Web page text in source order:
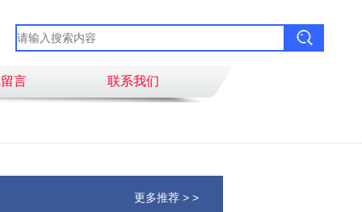
言 联系我们
更多推荐 > >